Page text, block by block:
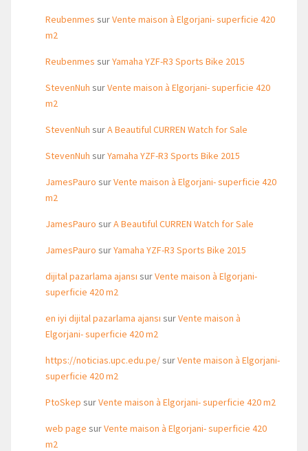
Reubenmes surVente maison à Elgorjani- superficie 420
m2
Reubenmes surYamaha YZF-R3 Sports Bike 2015
StevenNuh surVente maison à Elgorjani- superficie 420
m2
StevenNuh surA Beautiful CURREN Watch for Sale
StevenNuh surYamaha YZF-R3 Sports Bike 2015
JamesPauro surVente maison à Elgorjani- superficie 420
m2
JamesPauro surA Beautiful CURREN Watch for Sale
JamesPauro surYamaha YZF-R3 Sports Bike 2015
dijital pazarlama ajansı surVente maison à Elgorjani-
superficie 420 m2
en iyi dijital pazarlama ajansı surVente maison à
Elgorjani- superficie 420 m2
https://noticias.upc.edu.pe/surVente maison à Elgorjani-
superficie 420 m2
PtoSkep surVente maison à Elgorjani- superficie 420 m2
web page surVente maison à Elgorjani- superficie 420
m2